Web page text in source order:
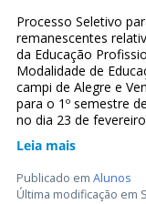
Processo Seletivo
remanescentes
da Educação
Modalidade de
campi de Alegre e
para o 1º semestre
no dia 23 de
Leia mais
Publicado em Alunos
Última modificação em